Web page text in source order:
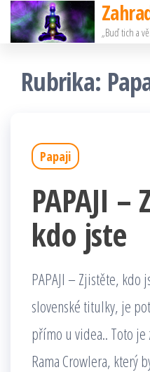
Přeskočit
na
obsah
„Buď tich a
Rubrika:
Papaji
PAPAJI –
kdo jste
PAPAJI – Zjistěte, kdo
slovenské titulky, je
přímo u videa.. Toto je
Rama Crowlera, který